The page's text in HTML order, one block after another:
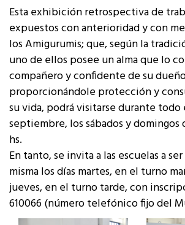
Esta exhibición retrospectiva de
expuestos con anterioridad y con
los Amigurumis; que, según la
uno de ellos posee un alma que lo
compañero y confidente de su
proporcionándole protección y
su vida, podrá visitarse durante todo
septiembre, los sábados y domingos
hs.
En tanto, se invita a las escuelas a
misma los días martes, en el turno
jueves, en el turno tarde, con
610066 (número telefónico fijo del